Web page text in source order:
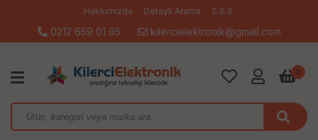
Hakkımızda Detaylı Arama S.S.S.
0212 659 01 95 kilercielektronik@gmail.com
0